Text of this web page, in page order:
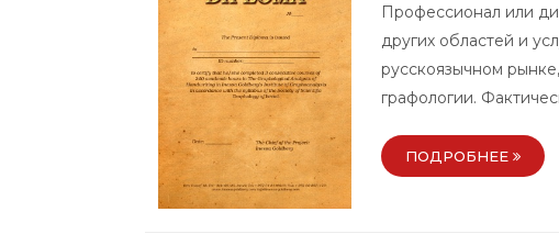
Профессионал или
других областей и
русскоязычном
графологии.
ПОДРОБНЕЕ